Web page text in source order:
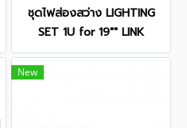
ชุดไฟส่องสว่าง LIGHTING
SET 1U for 19"" LINK
New